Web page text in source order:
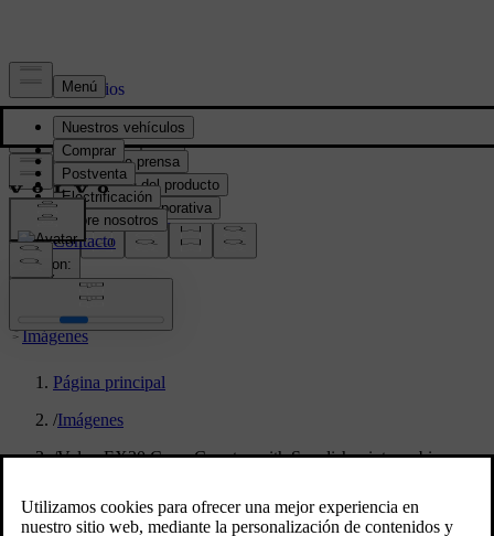
Prensa y Medios
Material de prensa
Información del producto
Información corporativa
Contacto de medios
location:
PY
Imágenes
Página principal
/Imágenes
/Volvo EX30 Cross Country with Swedish winter cabin